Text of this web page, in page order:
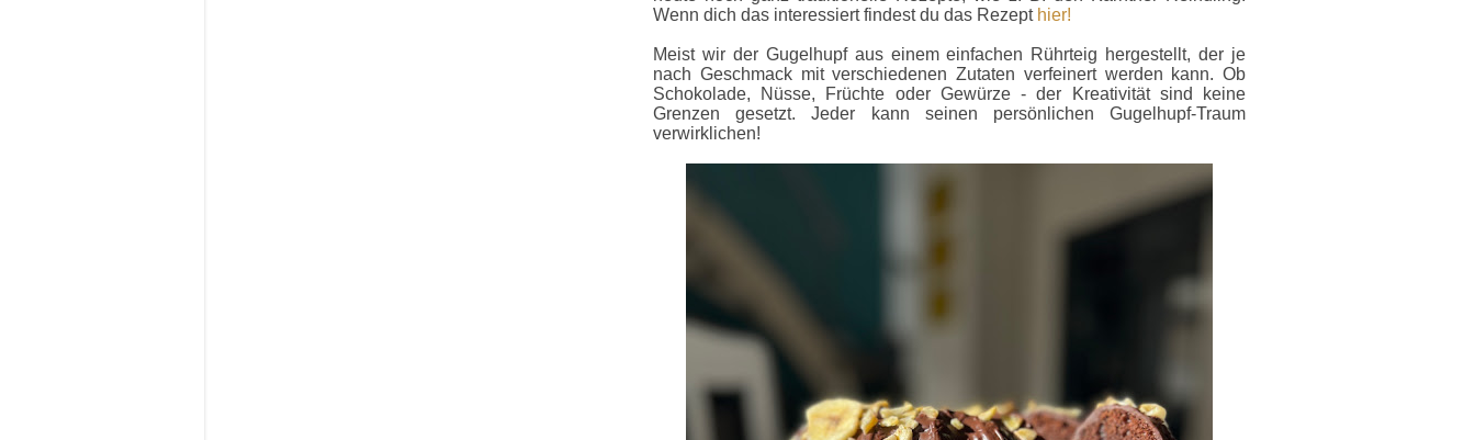
Wenn dich das interessiert findest du das Rezept hier!
Meist wir der Gugelhupf aus einem einfachen Rührteig hergestellt, der je
nach Geschmack mit verschiedenen Zutaten verfeinert werden kann. Ob
Schokolade, Nüsse, Früchte oder Gewürze - der Kreativität sind keine
Grenzen gesetzt. Jeder kann seinen persönlichen Gugelhupf-Traum
verwirklichen!